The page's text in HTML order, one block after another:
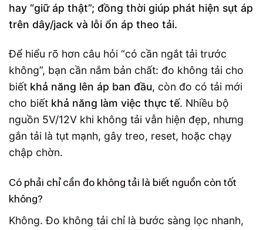
hay “giữ áp thật”; đồng thời giúp phát hiện sụt áp
trên dây/jack và lỗi ổn áp theo tải.
Để hiểu rõ hơn câu hỏi “có cần ngắt tải trước
không”, bạn cần nắm bản chất: đo không tải cho
biết khả năng lên áp ban đầu, còn đo có tải mới
cho biết khả năng làm việc thực tế. Nhiều bộ
nguồn 5V/12V khi không tải vẫn hiện đẹp, nhưng
gắn tải là tụt mạnh, gây treo, reset, hoặc chạy
chập chờn.
Có phải chỉ cần đo không tải là biết nguồn còn tốt
không?
Không. Đo không tải chỉ là bước sàng lọc nhanh,